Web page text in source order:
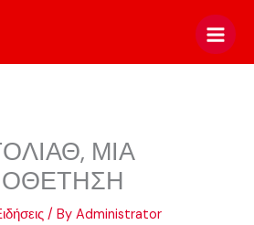
ΜΙΑ
/ ByAdministrator